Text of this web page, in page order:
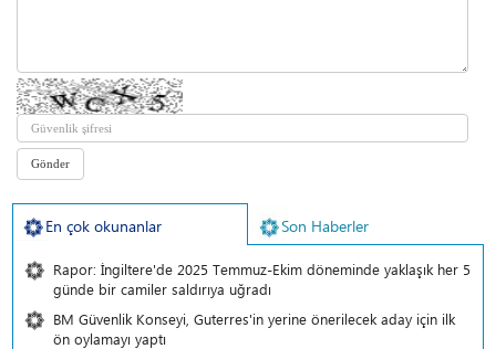
En çok okunanlar Son Haberler
Rapor: İngiltere'de 2025 Temmuz-Ekim döneminde yaklaşık her 5
günde bir camiler saldırıya uğradı
BM Güvenlik Konseyi, Guterres'in yerine önerilecek aday için ilk
ön oylamayı yaptı